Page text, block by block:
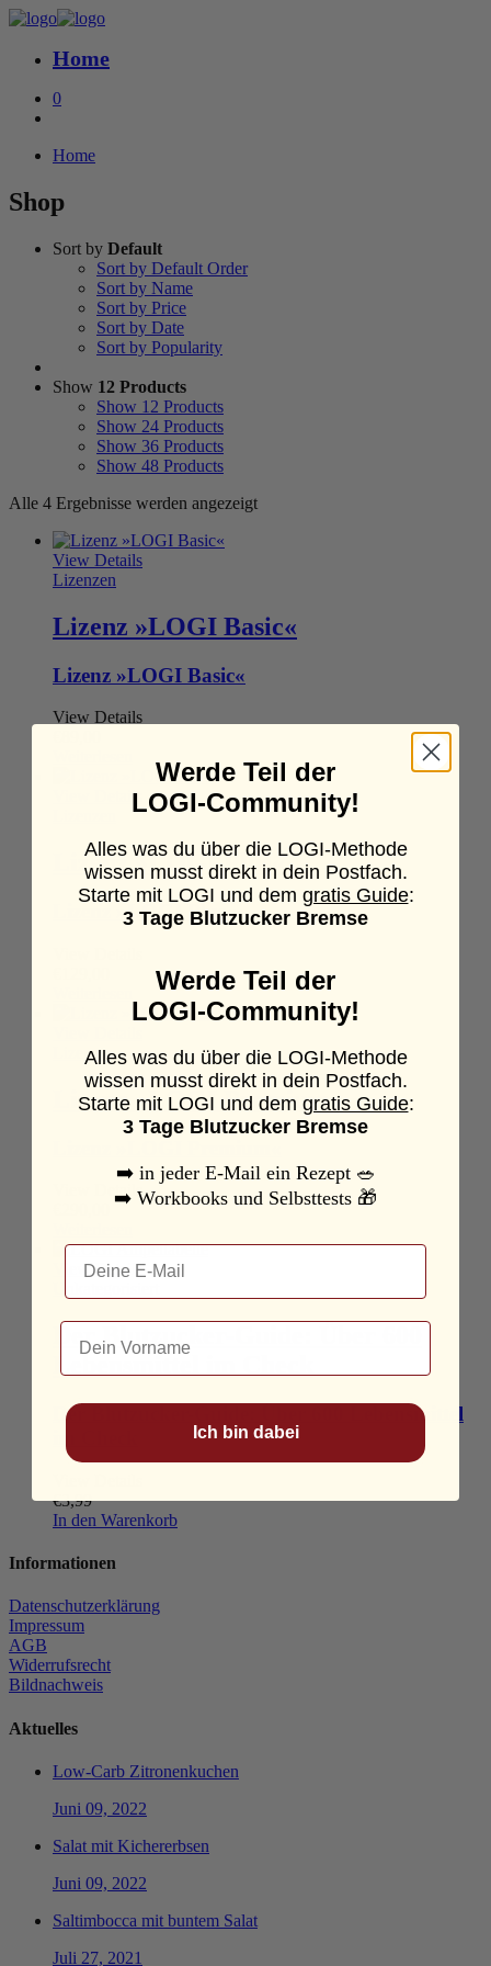
Home
0
Home
Shop
Sort by Default
Sort by Default Order
Sort by Name
Sort by Price
Sort by Date
Sort by Popularity
Show 12 Products
Show 12 Products
Show 24 Products
Show 36 Products
Show 48 Products
Alle 4 Ergebnisse werden angezeigt
View Details
Lizenzen
Lizenz »LOGI Basic«
Lizenz »LOGI Basic«
View Details
View Details
Lizenz »LOGI Plus«
Lizenz »LOGI Plus«
Lizenzen
Lizenz »LOGI Premium«
View Details
View Details
Der Blutzucker-Guide: Über 600
Lebensmittel im Check
Der Blutzucker-Guide: Über 600 Lebensmittel
€3,99
In den Warenkorb
Informationen
Datenschutzerklärung
Impressum
AGB
Widerrufsrecht
Bildnachweis
Aktuelles
Low-Carb Zitronenkuchen
Juni 09, 2022
Salat mit Kichererbsen
Juni 09, 2022
Saltimbocca mit buntem Salat
Juli 27, 2021
Werde Teil der
LOGI-Community!
Alles was du über die LOGI-Methode
wissen musst direkt in dein Postfach.
Starte mit LOGI und dem gratis Guide:
3 Tage Blutzucker Bremse
Werde Teil der
LOGI-Community!
Alles was du über die LOGI-Methode
wissen musst direkt in dein Postfach.
Starte mit LOGI und dem gratis Guide:
3 Tage Blutzucker Bremse
➡️ in jeder E-Mail ein Rezept 🥗
➡️ Workbooks und Selbsttests 🎁
Email
Dein Name
Ich bin dabei